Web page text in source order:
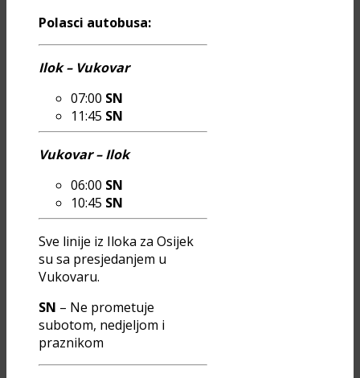
Polasci autobusa:
Ilok – Vukovar
07:00 SN
11:45 SN
Vukovar – Ilok
06:00 SN
10:45 SN
Sve linije iz Iloka za Osijek
su sa presjedanjem u
Vukovaru.
SN – Ne prometuje
subotom, nedjeljom i
praznikom